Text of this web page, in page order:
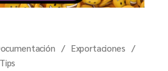
Exportaciones
Tips